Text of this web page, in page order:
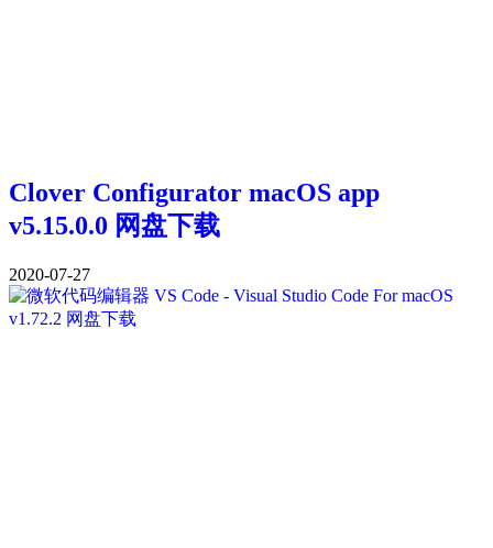
Clover Configurator macOS app
v5.15.0.0 网盘下载
2020-07-27